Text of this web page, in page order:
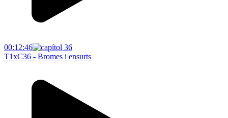
00:12:46
T1xC36 - Bromes i ensurts